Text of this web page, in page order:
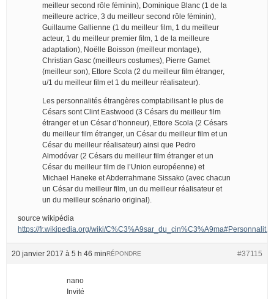
meilleur second rôle féminin), Dominique Blanc (1 de la
meilleure actrice, 3 du meilleur second rôle féminin),
Guillaume Gallienne (1 du meilleur film, 1 du meilleur
acteur, 1 du meilleur premier film, 1 de la meilleure
adaptation), Noëlle Boisson (meilleur montage),
Christian Gasc (meilleurs costumes), Pierre Gamet
(meilleur son), Ettore Scola (2 du meilleur film étranger,
u/1 du meilleur film et 1 du meilleur réalisateur).
Les personnalités étrangères comptabilisant le plus de
Césars sont Clint Eastwood (3 Césars du meilleur film
étranger et un César d’honneur), Ettore Scola (2 Césars
du meilleur film étranger, un César du meilleur film et un
César du meilleur réalisateur) ainsi que Pedro
Almodóvar (2 Césars du meilleur film étranger et un
César du meilleur film de l’Union européenne) et
Michael Haneke et Abderrahmane Sissako (avec chacun
un César du meilleur film, un du meilleur réalisateur et
un du meilleur scénario original).
source wikipédia
https://fr.wikipedia.org/wiki/
20 janvier 2017 à 5 h 46 min #37115
RÉPONDRE
nano
Invité